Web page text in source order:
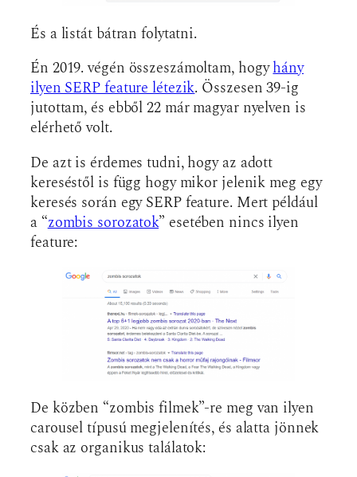
És a listát bátran folytatni.
Én 2019. végén összeszámoltam, hogyhány
ilyen SERP feature létezik. Összesen 39-ig
jutottam, és ebből 22 már magyar nyelven is
elérhető volt.
De azt is érdemes tudni, hogy az adott
kereséstől is függ hogy mikor jelenik meg egy
keresés során egy SERP feature. Mert például
a “zombis sorozatok” esetében nincs ilyen
feature:
De közben “zombis filmek”-re meg van ilyen
carousel típusú megjelenítés, és alatta jönnek
csak az organikus találatok: